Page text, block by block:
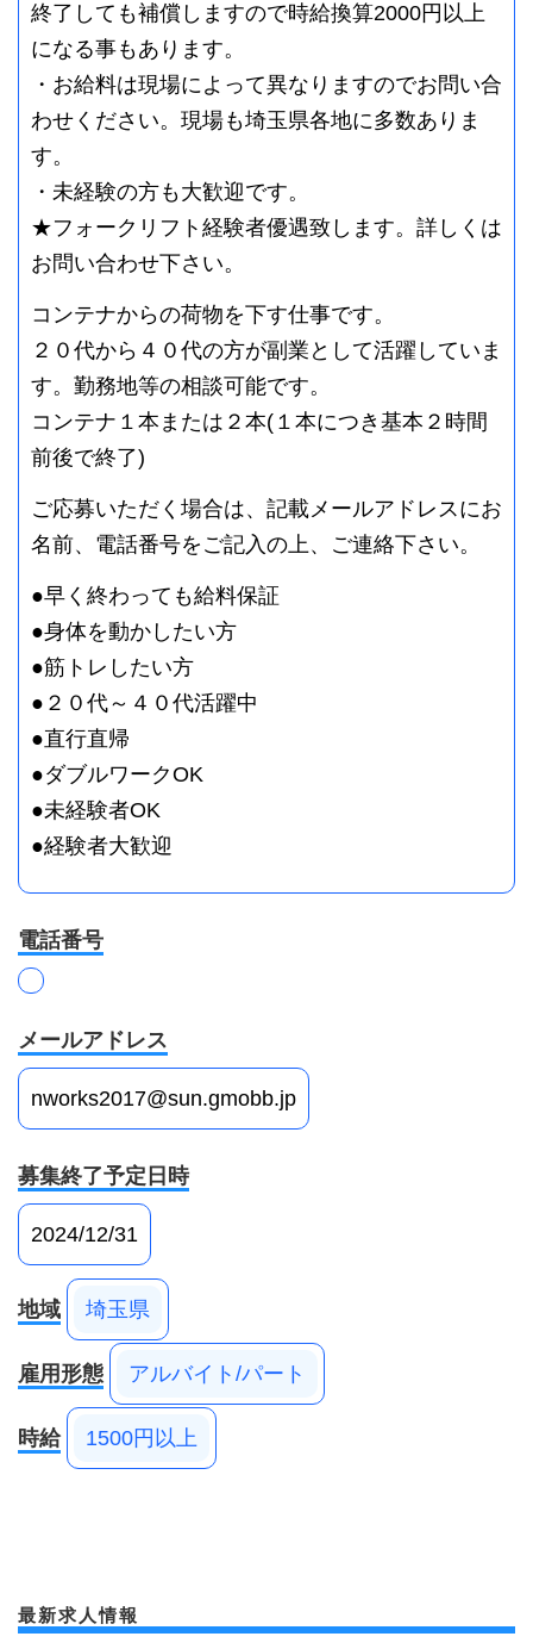
終了しても補償しますので時給換算2000円以上
になる事もあります。
・お給料は現場によって異なりますのでお問い合
わせください。現場も埼玉県各地に多数ありま
す。
・未経験の方も大歓迎です。
★フォークリフト経験者優遇致します。詳しくは
お問い合わせ下さい。
コンテナからの荷物を下す仕事です。
２０代から４０代の方が副業として活躍していま
す。勤務地等の相談可能です。
コンテナ１本または２本(１本につき基本２時間
前後で終了)
ご応募いただく場合は、記載メールアドレスにお
名前、電話番号をご記入の上、ご連絡下さい。
●早く終わっても給料保証
●身体を動かしたい方
●筋トレしたい方
●２０代～４０代活躍中
●直行直帰
●ダブルワークOK
●未経験者OK
●経験者大歓迎
電話番号
メールアドレス
nworks2017@sun.gmobb.jp
募集終了予定日時
2024/12/31
地域 埼玉県
雇用形態 アルバイト/パート
時給 1500円以上
最新求人情報